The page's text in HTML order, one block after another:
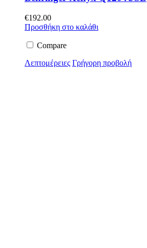
€192.00
Προσθήκη στο καλάθι
Compare
Λεπτομέρειες Γρήγορη προβολή